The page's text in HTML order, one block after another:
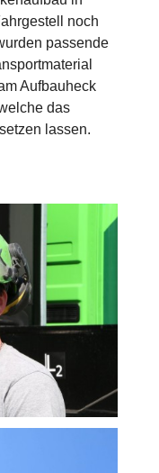
noch
passende
Aufbauheck
das
lassen.